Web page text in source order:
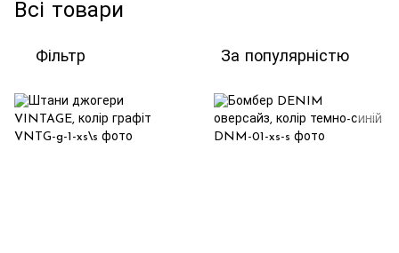
Всі товари
Фільтр За популярністю